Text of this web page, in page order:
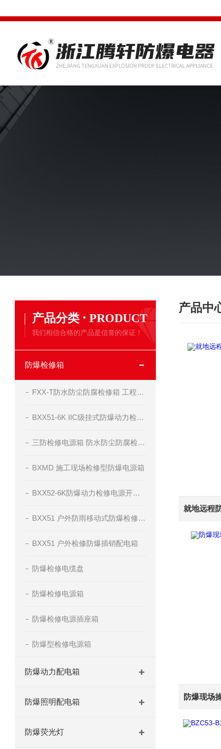
产品分类 · PRODUCT
我们相信合格的产品是信誉的保证！
防爆检修箱
FXX-T防水防尘防腐检修箱 工程塑料材质
BXX51-6K IIC级挂式防爆动力检修箱
三防检修电源箱 防水防尘防腐检修箱
BXMD 施工现场检修型防爆电源箱
BXX52-6K防爆动力检修电源开关箱
BXX51 户外防雨移动式防爆检修电源插座箱
BXX51 户外检修防爆插销配电箱
防爆检修电缆盘
防爆检修电源箱
防爆检修电源插座箱
防爆型检修电源箱
防爆动力配电箱
防爆照明配电箱
防爆荧光灯
产品中